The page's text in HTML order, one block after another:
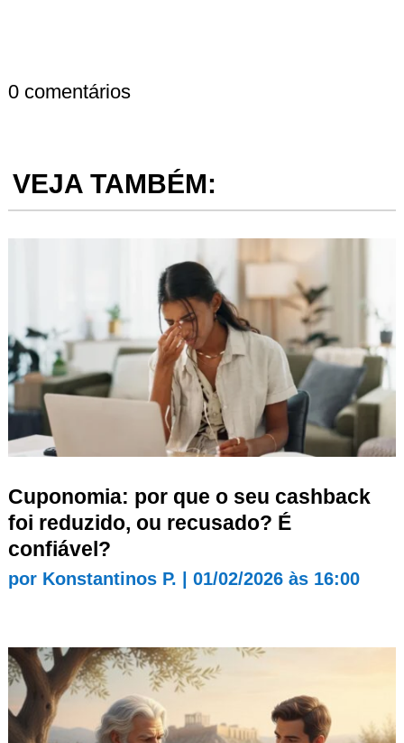
0 comentários
VEJA TAMBÉM:
Cuponomia: por que o seu cashback
foi reduzido, ou recusado? É
confiável?
por Konstantinos P. | 01/02/2026 às 16:00